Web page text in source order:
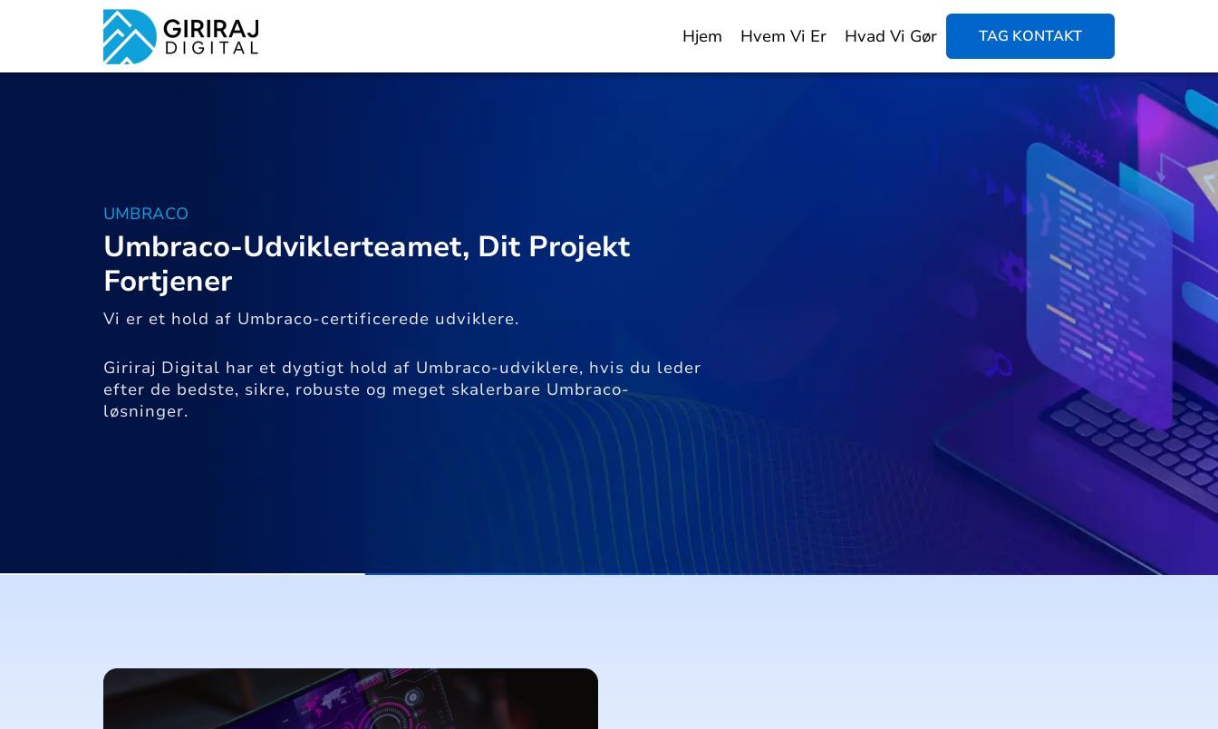
Hjem Hvem Vi Er Hvad Vi Gør TAG KONTAKT
UMBRACO
Umbraco-Udviklerteamet, Dit Projekt
Fortjener
Vi er et hold af Umbraco-certificerede udviklere.
Giriraj Digital har et dygtigt hold af Umbraco-udviklere, hvis du leder
efter de bedste, sikre, robuste og meget skalerbare Umbraco-
løsninger.